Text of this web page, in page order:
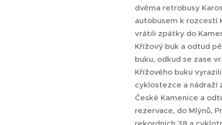
dvěma retrobusy
autobusem k rozcestí
vrátili zpátky do
Křížový buk a odtud
buku, odkud se zase
Křížového buku
cyklostezce a nádraží
České Kamenice a
rezervace, do Mlýnů,